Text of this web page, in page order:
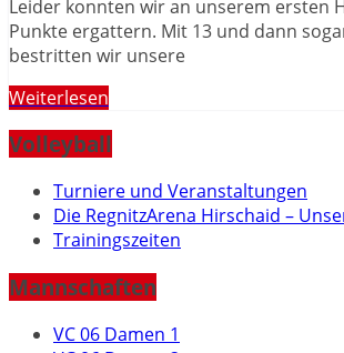
Leider konnten wir an unserem ersten
Punkte ergattern. Mit 13 und dann
bestritten wir unsere
Weiterlesen
Volleyball
Turniere und Veranstaltungen
Die RegnitzArena Hirschaid –
Trainingszeiten
Mannschaften
VC 06 Damen 1